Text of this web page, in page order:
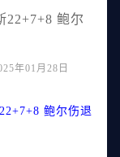
22+7+8 鲍尔
01月28日
鲍尔伤退